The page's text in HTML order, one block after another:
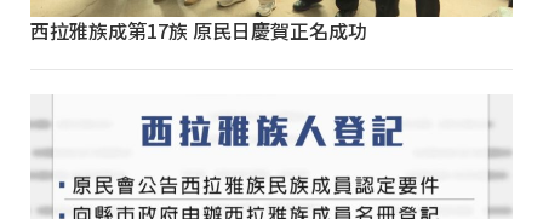
西拉雅族成第17族 原民日慶賀正名成功